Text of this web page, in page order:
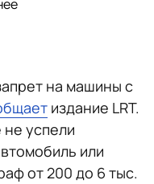
на машины с
издание LRT.
успели
или
от 200 до 6 тыс.